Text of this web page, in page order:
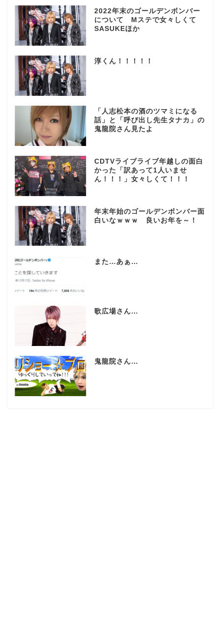
2022年末のゴールデンボンバー
について Mステで女々しくて
SASUKEほか
淳くん！！！！！
「人志松本の酒のツマミになる
話」と「呼び出し先生タナカ」の
鬼龍院さん見たよ
CDTVライブライブ年越しの面白
かった「訳あって1人いませ
ん！！！」女々しくて！！！
年末年始のゴールデンボンバー面
白いなｗｗｗ 良いお年を～！
また…あぁ…
歌広場さん…
鬼龍院さん…